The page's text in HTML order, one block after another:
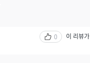
0 이 리뷰